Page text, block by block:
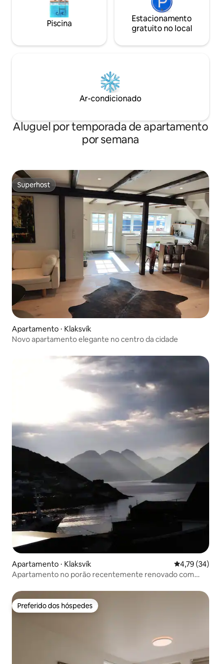
Piscina
Estacionamento
gratuito no local
Ar-condicionado
Aluguel por temporada de apartamento
por semana
Superhost
Superhost
Apartamento ⋅ Klaksvík
Novo apartamento elegante no centro da cidade
Apartamento ⋅ Klaksvík 4,79 de uma
4,79 (34)
Apartamento no porão recentemente renovado com
Preferido dos hóspedes
Preferido dos hóspedes